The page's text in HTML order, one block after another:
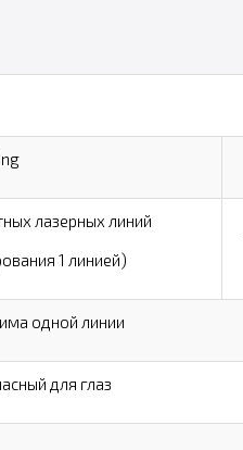
лазерных линий
1 линией)
одной линии
для глаз